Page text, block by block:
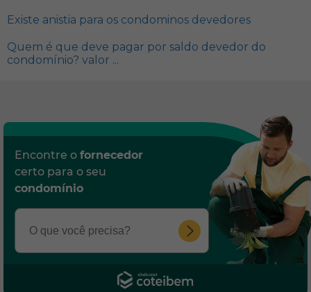
Existe anistia para os condominos devedores
Quem é que deve pagar por saldo devedor do
condomínio? valor ...
Encontre o fornecedor
certo para o seu
condomínio